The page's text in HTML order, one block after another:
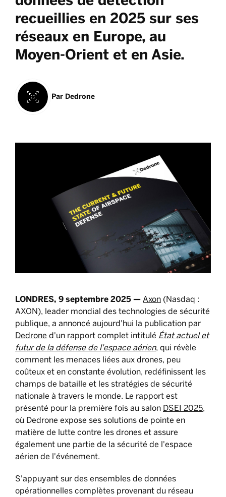
recueillies en 2025 sur ses
réseaux en Europe, au
Moyen-Orient et en Asie.
Par Dedrone
LONDRES, 9 septembre 2025 — Axon (Nasdaq :
AXON), leader mondial des technologies de sécurité
publique, a annoncé aujourd'hui la publication par
Dedrone d'un rapport complet intitulé État actuel et
futur de la défense de l'espace aérien, qui révèle
comment les menaces liées aux drones, peu
coûteux et en constante évolution, redéfinissent les
champs de bataille et les stratégies de sécurité
nationale à travers le monde. Le rapport est
présenté pour la première fois au salon DSEI 2025,
où Dedrone expose ses solutions de pointe en
matière de lutte contre les drones et assure
également une partie de la sécurité de l'espace
aérien de l'événement.
S'appuyant sur des ensembles de données
opérationnelles complètes provenant du réseau